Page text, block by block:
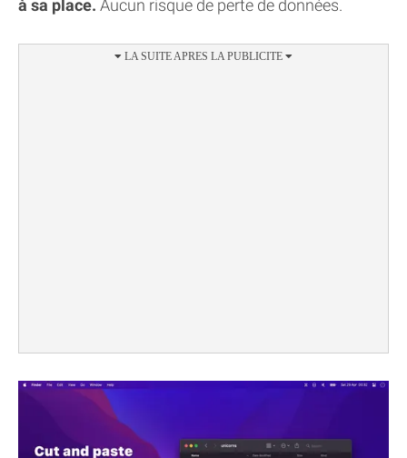
à sa place. Aucun risque de perte de données.